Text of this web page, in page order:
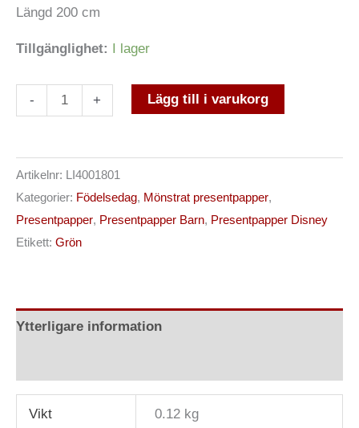
Längd 200 cm
Tillgänglighet: I lager
- + Lägg till i varukorg
Artikelnr: LI4001801
Kategorier: Födelsedag, Mönstrat presentpapper,
Presentpapper, Presentpapper Barn, Presentpapper Disney
Etikett: Grön
Ytterligare information
Vikt 0.12 kg